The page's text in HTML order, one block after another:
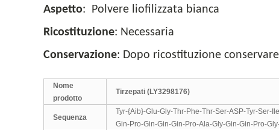
Aspetto: Polvere liofilizzata bianca
Ricostituzione: Necessaria
Conservazione: Dopo ricostituzione conservare
Nome
prodotto
Tirzepati (LY3298176)
Sequenza
Tyr-{Aib}-Glu-Gly-Thr-Phe-Thr-Ser-ASP-Tyr-Ser-
Gin-Pro-Gin-Gin-Gin-Pro-Ala-Gly-Gin-Gin-Pro-